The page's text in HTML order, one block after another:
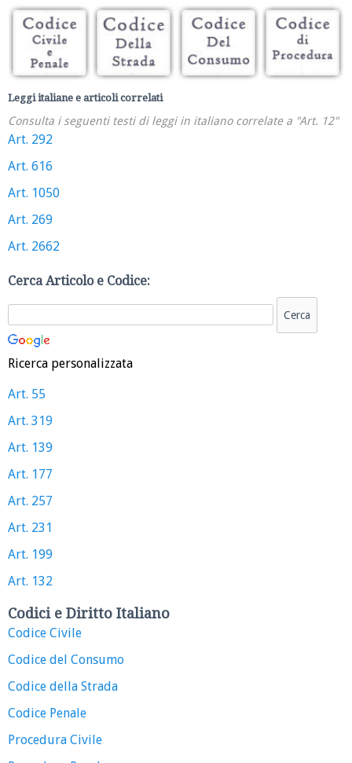
Leggi italiane e articoli correlati
Consulta i seguenti testi di leggi in italiano correlate a "Art. 12"
Art. 292
Art. 616
Art. 1050
Art. 269
Art. 2662
Cerca Articolo e Codice:
Ricerca personalizzata
Art. 55
Art. 319
Art. 139
Art. 177
Art. 257
Art. 231
Art. 199
Art. 132
Codici e Diritto Italiano
Codice Civile
Codice del Consumo
Codice della Strada
Codice Penale
Procedura Civile